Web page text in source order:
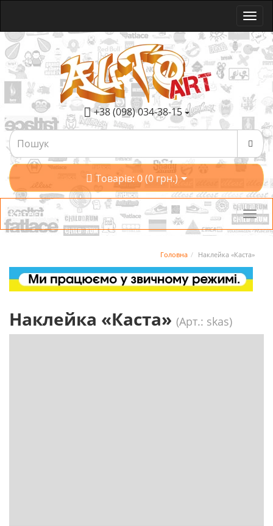
+38 (098) 034-38-15
Товарів: 0 (0 грн.)
Категорії
Головна Наклейка «Каста»
Наклейка «Каста» (Арт.: skas)